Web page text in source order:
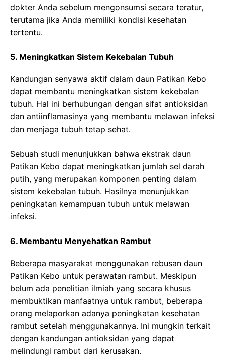
dokter Anda sebelum mengonsumsi secara teratur,
terutama jika Anda memiliki kondisi kesehatan
tertentu.
5. Meningkatkan Sistem Kekebalan Tubuh
Kandungan senyawa aktif dalam daun Patikan Kebo
dapat membantu meningkatkan sistem kekebalan
tubuh. Hal ini berhubungan dengan sifat antioksidan
dan antiinflamasinya yang membantu melawan infeksi
dan menjaga tubuh tetap sehat.
Sebuah studi menunjukkan bahwa ekstrak daun
Patikan Kebo dapat meningkatkan jumlah sel darah
putih, yang merupakan komponen penting dalam
sistem kekebalan tubuh. Hasilnya menunjukkan
peningkatan kemampuan tubuh untuk melawan
infeksi.
6. Membantu Menyehatkan Rambut
Beberapa masyarakat menggunakan rebusan daun
Patikan Kebo untuk perawatan rambut. Meskipun
belum ada penelitian ilmiah yang secara khusus
membuktikan manfaatnya untuk rambut, beberapa
orang melaporkan adanya peningkatan kesehatan
rambut setelah menggunakannya. Ini mungkin terkait
dengan kandungan antioksidan yang dapat
melindungi rambut dari kerusakan.